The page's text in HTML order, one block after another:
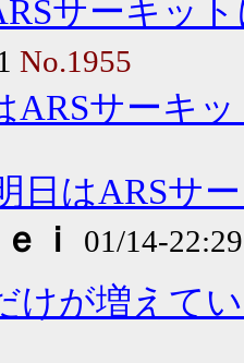
サーキッ
No.1955
ARSサーキ
日はARSサ
ｉ
01/14-
けが増えて